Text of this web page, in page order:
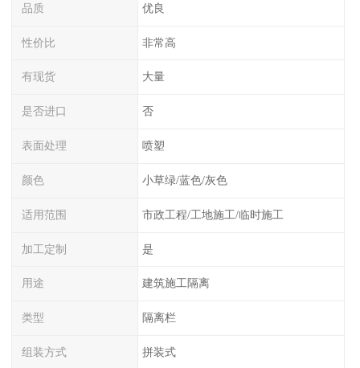
品质 优良
性价比 非常高
有现货 大量
是否进口 否
表面处理 喷塑
颜色 小草绿/蓝色/灰色
适用范围 市政工程/工地施工/临时施工
加工定制 是
用途 建筑施工隔离
类型 隔离栏
组装方式 拼装式